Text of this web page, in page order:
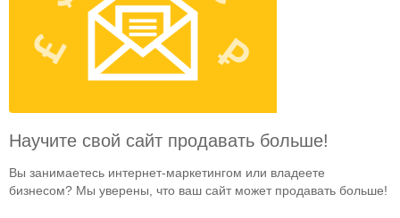
Научите свой сайт продавать больше!
Вы занимаетесь интернет-маркетингом или владеете
бизнесом? Мы уверены, что ваш сайт может продавать больше!